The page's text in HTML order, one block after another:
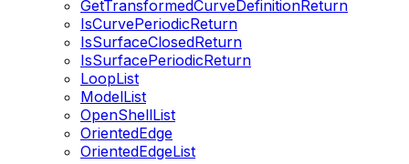
GetTransformedCurveDefinitionReturn
IsCurvePeriodicReturn
IsSurfaceClosedReturn
IsSurfacePeriodicReturn
LoopList
ModelList
OpenShellList
OrientedEdge
OrientedEdgeList